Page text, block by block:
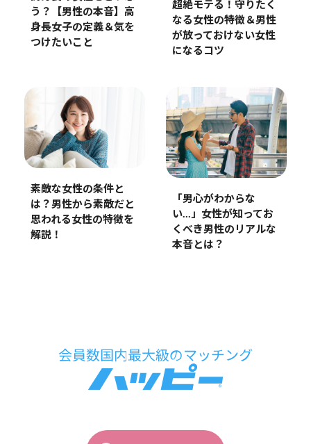
う？【男性の本音】高
身長女子の定義＆気を
つけたいこと
超絶モテる！守りたく
なる女性の特徴＆男性
が放っておけない女性
になるコツ
素敵な女性の条件と
は？男性から素敵だと
思われる女性の特徴を
解説！
「男心がわからな
い…」女性が知ってお
くべき男性のリアルな
本音とは？